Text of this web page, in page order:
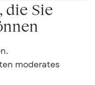
die Sie
moderates